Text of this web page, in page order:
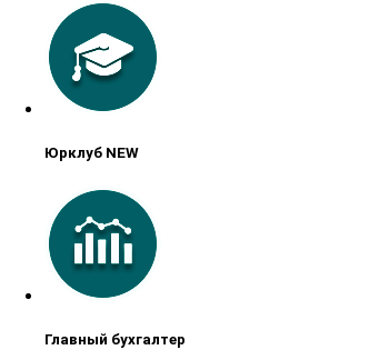
Юрклуб NEW
Главный бухгалтер